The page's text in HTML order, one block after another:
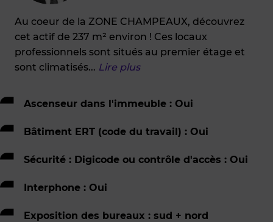
Au coeur de la ZONE CHAMPEAUX, découvrez
cet actif de 237 m² environ ! Ces locaux
professionnels sont situés au premier étage et
sont climatisés... Lire plus
Ascenseur dans l'immeuble : Oui
Bâtiment ERT (code du travail) : Oui
Sécurité : Digicode ou contrôle d'accès : Oui
Interphone : Oui
Exposition des bureaux : sud + nord